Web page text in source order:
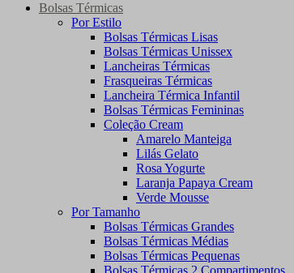
Bolsas Térmicas
Por Estilo
Bolsas Térmicas Lisas
Bolsas Térmicas Unissex
Lancheiras Térmicas
Frasqueiras Térmicas
Lancheira Térmica Infantil
Bolsas Térmicas Femininas
Coleção Cream
Amarelo Manteiga
Lilás Gelato
Rosa Yogurte
Laranja Papaya Cream
Verde Mousse
Por Tamanho
Bolsas Térmicas Grandes
Bolsas Térmicas Médias
Bolsas Térmicas Pequenas
Bolsas Térmicas 2 Compartimentos